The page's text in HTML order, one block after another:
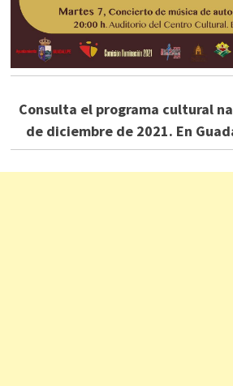
Consulta el programa cultural
de diciembre de 2021. En